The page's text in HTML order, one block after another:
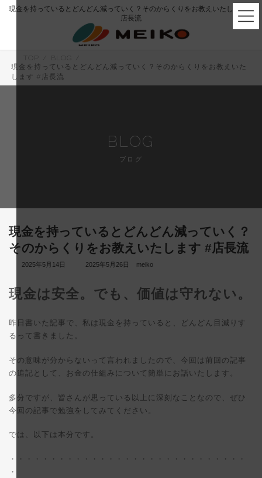
現金を持っているとどんどん減っていく？そのからくりをお教えいたします #
店長流
TOP
BLOG
現金を持っているとどんどん減っていく？そのからくりをお教えいた
します #店長流
BLOG
ブログ
現金を持っているとどんどん減っていく？
そのからくりをお教えいたします #店長流
2025年5月14日
最
2025年5月26日 meiko
現金は安全。でも、価値は守れない。
昨日書いた記事で、私は現金を持っていると、どんどん目減りす
るって書きました。
その意味が分からないって言われましたので、今回は前回の記事
の追記として、お金の仕組みについて簡単にお話いたします。
多分ですが、皆さんが思っている以上に深刻なことなので、ぜひ
今回の記事で勉強をしてみてください。
では、以下は本分です。
・・・・・・・・・・・・・・・・・・・・・・・・・・・・・
・